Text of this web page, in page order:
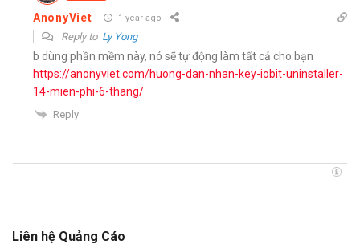
AnonyViet 1 year ago
Reply to Ly Yong
b dùng phần mềm này, nó sẽ tự động làm tất cả cho bạn
https://anonyviet.com/huong-dan-nhan-key-iobit-uninstaller-
14-mien-phi-6-thang/
Reply
Liên hệ Quảng Cáo